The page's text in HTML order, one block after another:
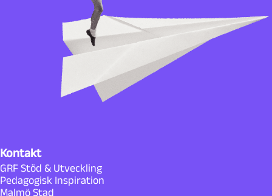
Kontakt
GRF Stöd & Utveckling
Pedagogisk Inspiration
Malmö Stad